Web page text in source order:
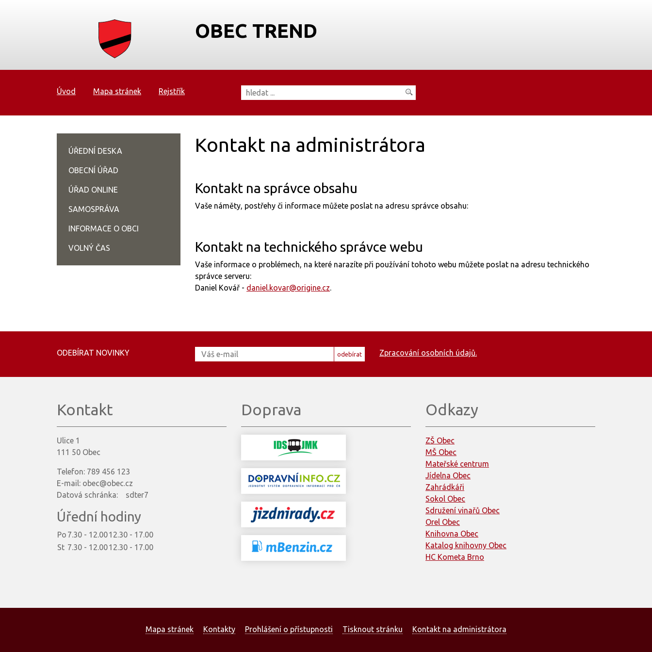
OBEC TREND
Úvod Mapa stránek Rejstřík
Kontakt na administrátora
Kontakt na správce obsahu
Vaše náměty, postřehy či informace můžete poslat na adresu správce obsahu:
Kontakt na technického správce webu
Vaše informace o problémech, na které narazíte při používání tohoto webu můžete poslat na adresu technického
správce serveru:
Daniel Kovář - daniel.kovar@origine.cz.
ÚŘEDNÍ DESKA
OBECNÍ ÚŘAD
ÚŘAD ONLINE
SAMOSPRÁVA
INFORMACE O OBCI
VOLNÝ ČAS
ODEBÍRAT NOVINKY odebírat Zpracování osobních údajů.
Kontakt
Ulice 1
111 50 Obec
Telefon: 789 456 123
E-mail: obec@obec.cz
Datová schránka: sdter7
Úřední hodiny
Po 7.30 - 12.0012.30 - 17.00
St 7.30 - 12.0012.30 - 17.00
Doprava Odkazy
ZŠ Obec
MŠ Obec
Mateřské centrum
Jídelna Obec
Zahrádkáři
Sokol Obec
Sdružení vinařů Obec
Orel Obec
Knihovna Obec
Katalog knihovny Obec
HC Kometa Brno
Mapa stránek Kontakty Prohlášení o přístupnosti Tisknout stránku Kontakt na administrátora